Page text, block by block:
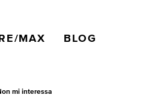
MAX BLOG
mi interessa